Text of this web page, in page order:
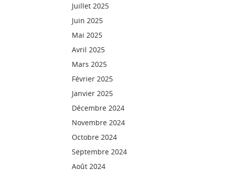
Juillet 2025
Juin 2025
Mai 2025
Avril 2025
Mars 2025
Février 2025
Janvier 2025
Décembre 2024
Novembre 2024
Octobre 2024
Septembre 2024
Août 2024